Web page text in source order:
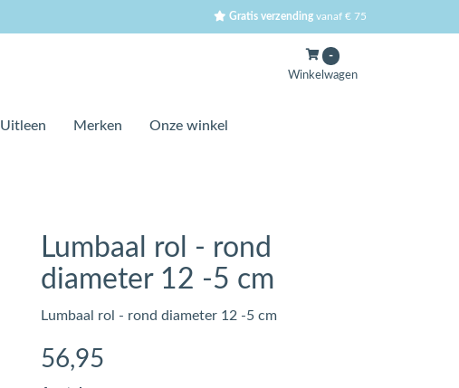
Gratis verzending vanaf € 75
-
Winkelwagen
Uitleen Merken Onze winkel
Lumbaal rol - rond
diameter 12 -5 cm
Lumbaal rol - rond diameter 12 -5 cm
56,95